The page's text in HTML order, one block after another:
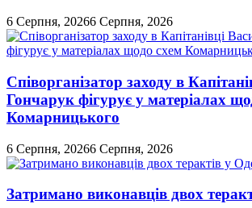
6 Серпня, 20266 Серпня, 2026
Співорганізатор заходу в
Гончарук фігурує у матеріалах
Комарницького
6 Серпня, 20266 Серпня, 2026
Затримано виконавців двох